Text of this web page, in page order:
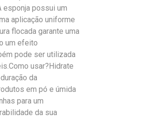
esponja possui um
aplicação uniforme
flocada garante uma
um efeito
pode ser utilizada
usar?Hidrate
da
em pó e úmida
para um
da sua